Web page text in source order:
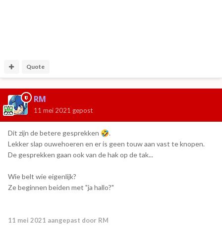
Quote
RM
11 mei 2021 gepost
Dit zijn de betere gesprekken 🤣.
Lekker slap ouwehoeren en er is geen touw aan vast te knopen.
De gesprekken gaan ook van de hak op de tak...
Wie belt wie eigenlijk?
Ze beginnen beiden met "ja hallo?"
11 mei 2021 aangepast door RM